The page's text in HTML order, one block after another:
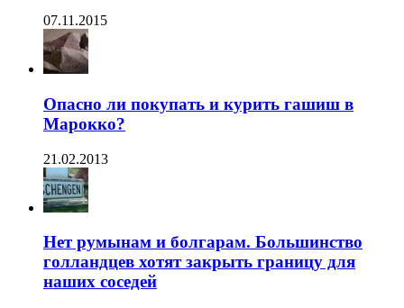
07.11.2015
Опасно ли покупать и курить гашиш в
Марокко?
21.02.2013
Нет румынам и болгарам. Большинство
голландцев хотят закрыть границу для
наших соседей